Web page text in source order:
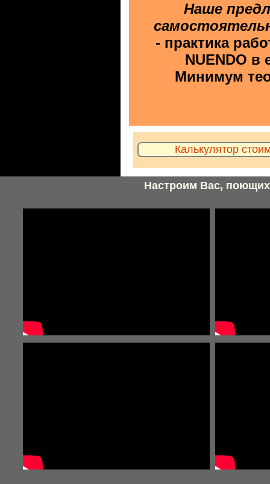
Наше
- практика
NUENDO в
Минимум
Калькулятор
Настроим Вас, поющих